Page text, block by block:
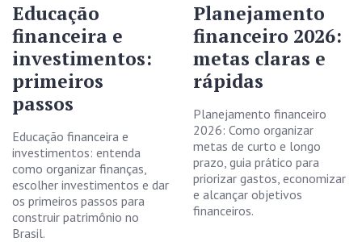
Educação
financeira e
investimentos:
primeiros
passos
Educação financeira e
investimentos: entenda
como organizar finanças,
escolher investimentos e dar
os primeiros passos para
construir patrimônio no
Brasil.
Planejamento
financeiro 2026:
metas claras e
rápidas
Planejamento financeiro
2026: Como organizar
metas de curto e longo
prazo, guia prático para
priorizar gastos, economizar
e alcançar objetivos
financeiros.